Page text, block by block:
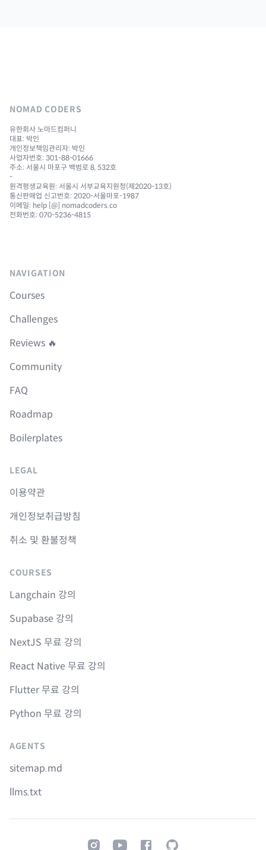
NOMAD CODERS
유한회사 노마드컴퍼니
대표: 박인
개인정보책임관리자: 박인
사업자번호: 301-88-01666
주소: 서울시 마포구 백범로 8, 532호
-
원격평생교육원: 서울시 서부교육지원청(제2020-13호)
통신판매업 신고번호: 2020-서울마포-1987
이메일: help [@] nomadcoders.co
전화번호: 070-5236-4815
NAVIGATION
Courses
Challenges
Reviews 🔥
Community
FAQ
Roadmap
Boilerplates
LEGAL
이용약관
개인정보취급방침
취소 및 환불정책
COURSES
Langchain 강의
Supabase 강의
NextJS 무료 강의
React Native 무료 강의
Flutter 무료 강의
Python 무료 강의
AGENTS
sitemap.md
llms.txt
InstagramYoutubeFacebookGitHub